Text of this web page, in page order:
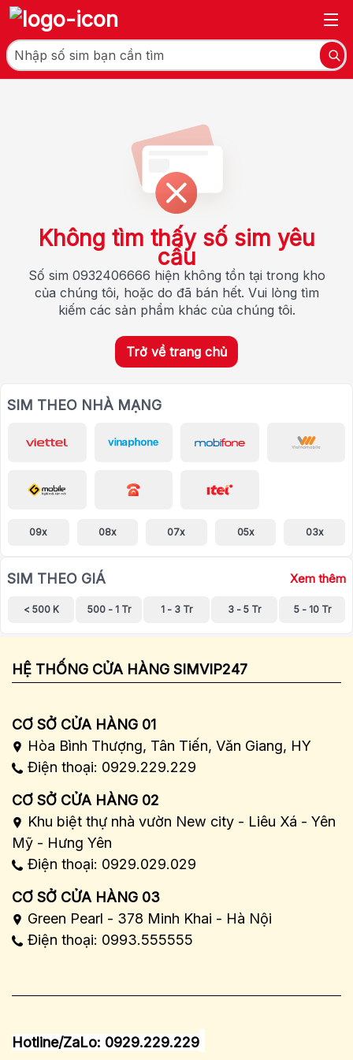
Không tìm thấy số sim yêu
cầu
Số sim 0932406666 hiện không tồn tại trong kho
của chúng tôi, hoặc do đã bán hết. Vui lòng tìm
kiếm các sản phẩm khác của chúng tôi.
Trở về trang chủ
SIM THEO NHÀ MẠNG
09x 08x 07x 05x 03x
SIM THEO GIÁ Xem thêm
< 500 K 500 - 1 Tr 1 - 3 Tr 3 - 5 Tr 5 - 10 Tr
HỆ THỐNG CỬA HÀNG SIMVIP247
CƠ SỞ CỬA HÀNG 01
Hòa Bình Thượng, Tân Tiến, Văn Giang, HY
Điện thoại: 0929.229.229
CƠ SỞ CỬA HÀNG 02
Khu biệt thự nhà vườn New city - Liêu Xá - Yên
Mỹ - Hưng Yên
Điện thoại: 0929.029.029
CƠ SỞ CỬA HÀNG 03
Green Pearl - 378 Minh Khai - Hà Nội
Điện thoại: 0993.555555
Hotline/ZaLo: 0929.229.229